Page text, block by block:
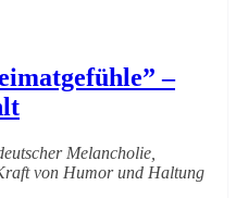
–
Melancholie,
von Humor und Haltung